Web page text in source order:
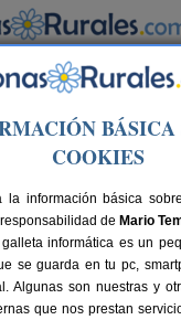
/ Sierra de
14+4 plazas 86
BÁSICA
COOKIES
la información básica
de Mario
informática es un
se guarda en tu pc,
Algunas son nuestras y
que nos prestan